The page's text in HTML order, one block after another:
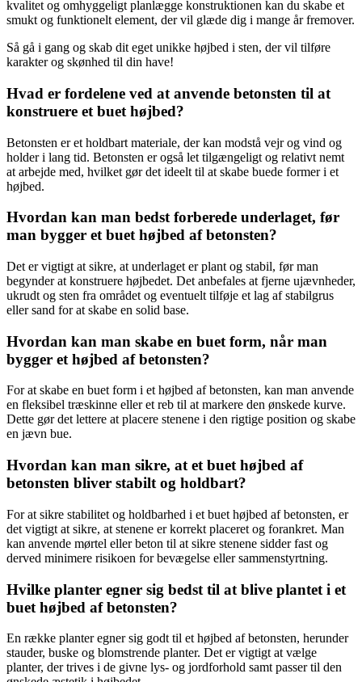
kvalitet og omhyggeligt planlægge konstruktionen kan du skabe et
smukt og funktionelt element, der vil glæde dig i mange år fremover.
Så gå i gang og skab dit eget unikke højbed i sten, der vil tilføre
karakter og skønhed til din have!
Hvad er fordelene ved at anvende betonsten til at
konstruere et buet højbed?
Betonsten er et holdbart materiale, der kan modstå vejr og vind og
holder i lang tid. Betonsten er også let tilgængeligt og relativt nemt
at arbejde med, hvilket gør det ideelt til at skabe buede former i et
højbed.
Hvordan kan man bedst forberede underlaget, før
man bygger et buet højbed af betonsten?
Det er vigtigt at sikre, at underlaget er plant og stabil, før man
begynder at konstruere højbedet. Det anbefales at fjerne ujævnheder,
ukrudt og sten fra området og eventuelt tilføje et lag af stabilgrus
eller sand for at skabe en solid base.
Hvordan kan man skabe en buet form, når man
bygger et højbed af betonsten?
For at skabe en buet form i et højbed af betonsten, kan man anvende
en fleksibel træskinne eller et reb til at markere den ønskede kurve.
Dette gør det lettere at placere stenene i den rigtige position og skabe
en jævn bue.
Hvordan kan man sikre, at et buet højbed af
betonsten bliver stabilt og holdbart?
For at sikre stabilitet og holdbarhed i et buet højbed af betonsten, er
det vigtigt at sikre, at stenene er korrekt placeret og forankret. Man
kan anvende mørtel eller beton til at sikre stenene sidder fast og
derved minimere risikoen for bevægelse eller sammenstyrtning.
Hvilke planter egner sig bedst til at blive plantet i et
buet højbed af betonsten?
En række planter egner sig godt til et højbed af betonsten, herunder
stauder, buske og blomstrende planter. Det er vigtigt at vælge
planter, der trives i de givne lys- og jordforhold samt passer til den